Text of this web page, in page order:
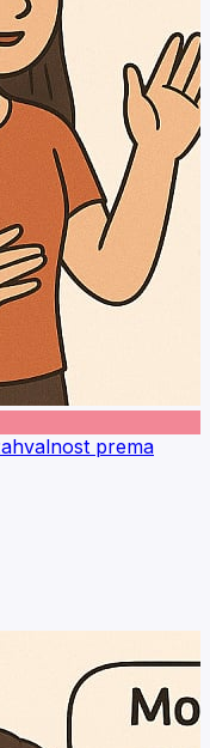
prema